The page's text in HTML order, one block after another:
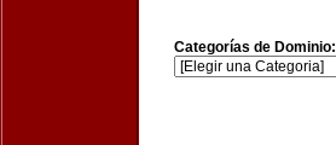
Categorías de Dominio: